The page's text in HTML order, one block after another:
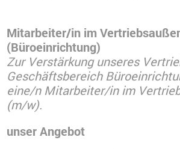
Mitarbeiter/in im
(Büroeinrichtung)
Zur Verstärkung unseres
Geschäftsbereich
eine/n Mitarbeiter/in im
(m/w).
unser Angebot